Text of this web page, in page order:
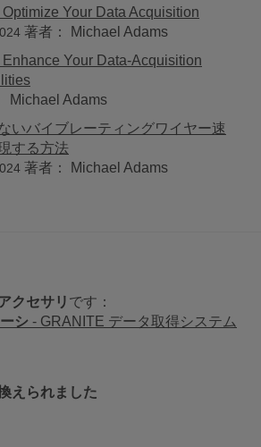
Optimize Your Data Acquisition
著者： Michael Adams
Enhance Your Data-Acquisition
Michael Adams
いバイブレーティングワイヤー速
する方法
著者： Michael Adams
クセサリ です：
シ - GRANITE データ取得システム
えられました